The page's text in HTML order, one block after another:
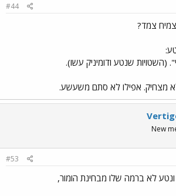
#44
צמד?
(השטויות שנטע ודומיניק עשו).
מצחיק. אפילו לא סתם משעשע.
New
#53
לא ברמה שלו מבחינת הומור,